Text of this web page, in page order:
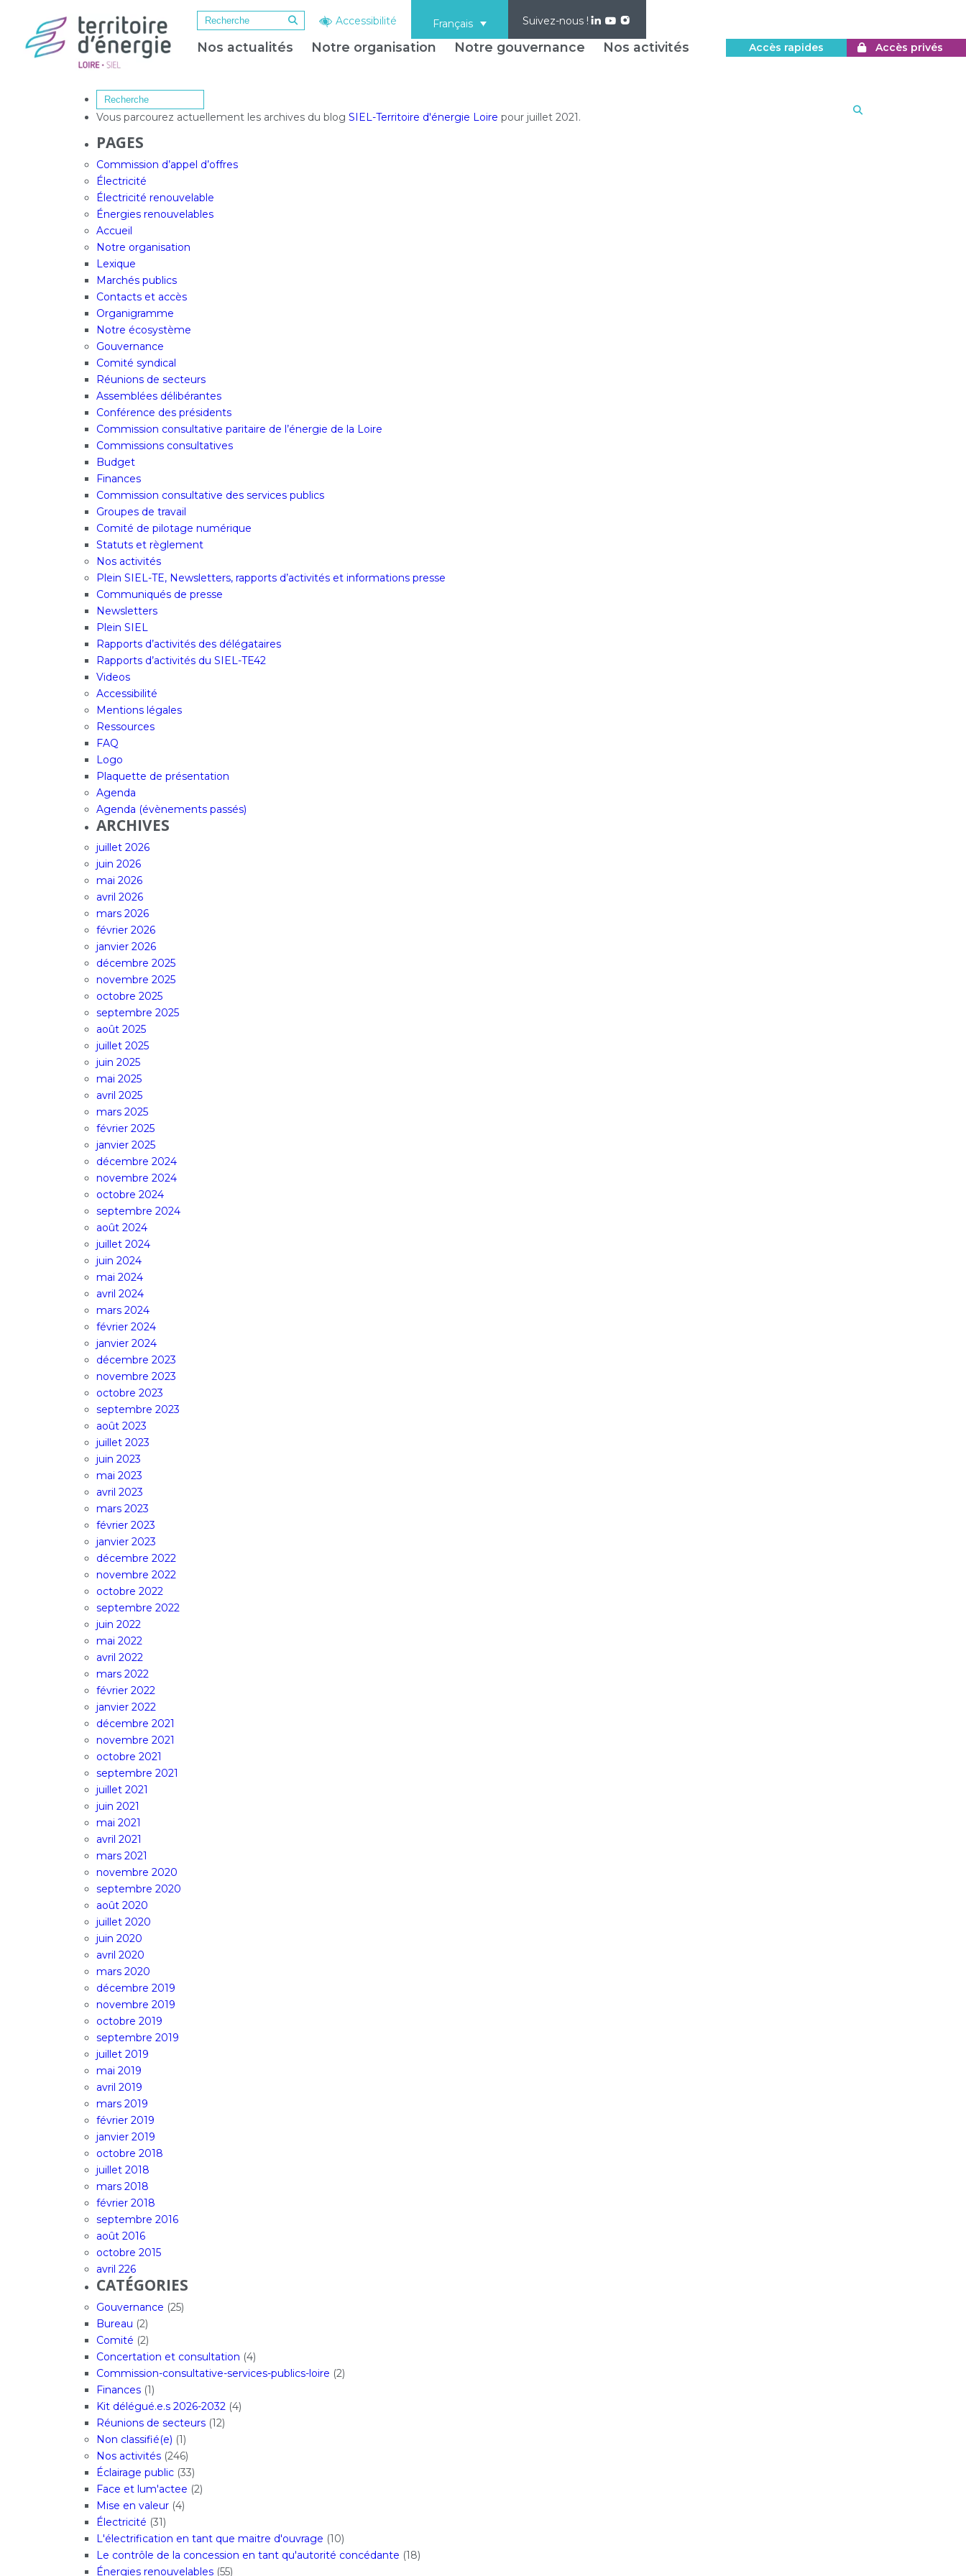
Accessibilité Français Suivez-nous !
Nos actualités Notre organisation Notre gouvernance Nos activités Accès rapides Accès privés
Vous parcourez actuellement les archives du blogSIEL-Territoire d'énergie Loire pour juillet 2021.
PAGES
Commission d’appel d’offres
Électricité
Électricité renouvelable
Énergies renouvelables
Accueil
Notre organisation
Lexique
Marchés publics
Contacts et accès
Organigramme
Notre écosystème
Gouvernance
Comité syndical
Réunions de secteurs
Assemblées délibérantes
Conférence des présidents
Commission consultative paritaire de l’énergie de la Loire
Commissions consultatives
Budget
Finances
Commission consultative des services publics
Groupes de travail
Comité de pilotage numérique
Statuts et règlement
Nos activités
Plein SIEL-TE, Newsletters, rapports d’activités et informations presse
Communiqués de presse
Newsletters
Plein SIEL
Rapports d’activités des délégataires
Rapports d’activités du SIEL-TE42
Videos
Accessibilité
Mentions légales
Ressources
FAQ
Logo
Plaquette de présentation
Agenda
Agenda (évènements passés)
ARCHIVES
juillet 2026
juin 2026
mai 2026
avril 2026
mars 2026
février 2026
janvier 2026
décembre 2025
novembre 2025
octobre 2025
septembre 2025
août 2025
juillet 2025
juin 2025
mai 2025
avril 2025
mars 2025
février 2025
janvier 2025
décembre 2024
novembre 2024
octobre 2024
septembre 2024
août 2024
juillet 2024
juin 2024
mai 2024
avril 2024
mars 2024
février 2024
janvier 2024
décembre 2023
novembre 2023
octobre 2023
septembre 2023
août 2023
juillet 2023
juin 2023
mai 2023
avril 2023
mars 2023
février 2023
janvier 2023
décembre 2022
novembre 2022
octobre 2022
septembre 2022
juin 2022
mai 2022
avril 2022
mars 2022
février 2022
janvier 2022
décembre 2021
novembre 2021
octobre 2021
septembre 2021
juillet 2021
juin 2021
mai 2021
avril 2021
mars 2021
novembre 2020
septembre 2020
août 2020
juillet 2020
juin 2020
avril 2020
mars 2020
décembre 2019
novembre 2019
octobre 2019
septembre 2019
juillet 2019
mai 2019
avril 2019
mars 2019
février 2019
janvier 2019
octobre 2018
juillet 2018
mars 2018
février 2018
septembre 2016
août 2016
octobre 2015
avril 226
CATÉGORIES
Gouvernance (25)
Bureau (2)
Comité (2)
Concertation et consultation (4)
Commission-consultative-services-publics-loire (2)
Finances (1)
Kit délégué.e.s 2026-2032 (4)
Réunions de secteurs (12)
Non classifié(e) (1)
Nos activités (246)
Éclairage public (33)
Face et lum'actee (2)
Mise en valeur (4)
Électricité (31)
L'électrification en tant que maitre d'ouvrage (10)
Le contrôle de la concession en tant qu'autorité concédante (18)
Énergies renouvelables (55)